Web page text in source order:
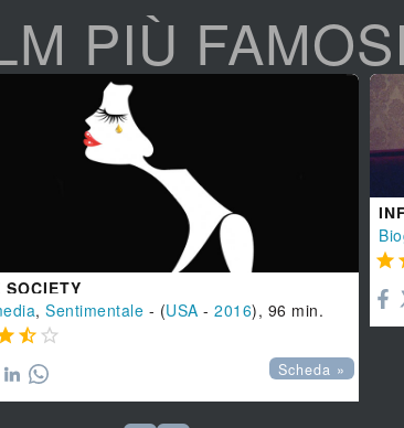
PIÙ FAMOSI
SOCIETY
, Sentimentale - (USA - 2016), 96 min.
 
Scheda »
